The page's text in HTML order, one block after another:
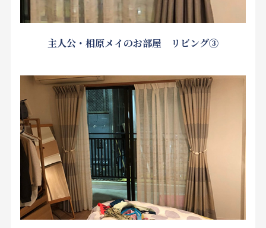
主人公・相原メイのお部屋 リビング③